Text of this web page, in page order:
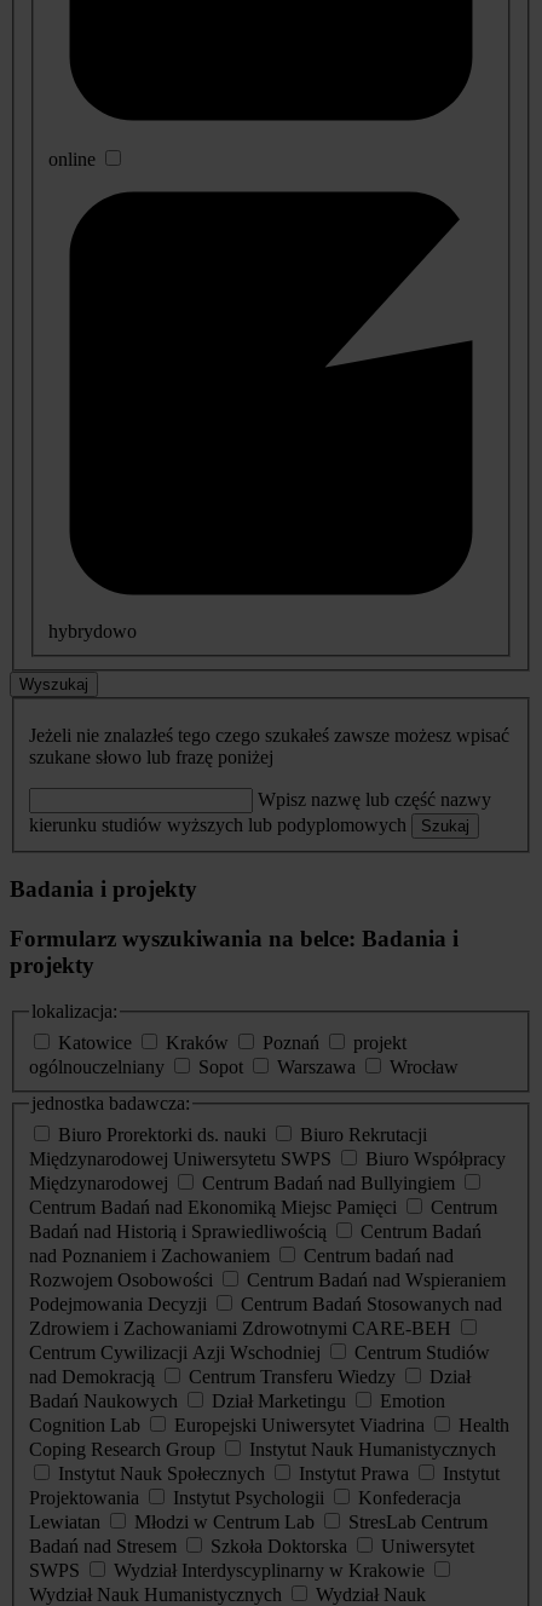
online
hybrydowo
Wyszukaj
Jeżeli nie znalazłeś tego czego szukałeś zawsze możesz wpisać
szukane słowo lub frazę poniżej
Wpisz nazwę lub część nazwy
kierunku studiów wyższych lub podyplomowych
Szukaj
Badania i projekty
Formularz wyszukiwania na belce: Badania i
projekty
lokalizacja:
Katowice
Kraków Poznań
projekt
ogólnouczelniany
Sopot Warszawa
Wrocław
jednostka badawcza:
Biuro Prorektorki ds. nauki
Biuro Rekrutacji
Międzynarodowej Uniwersytetu SWPS
Biuro Współpracy
Międzynarodowej
Centrum Badań nad Bullyingiem
Centrum Badań nad Ekonomiką Miejsc Pamięci
Centrum
Badań nad Historią i Sprawiedliwością
Centrum Badań
nad Poznaniem i Zachowaniem
Centrum badań nad
Rozwojem Osobowości
Centrum Badań nad Wspieraniem
Podejmowania Decyzji
Centrum Badań Stosowanych nad
Zdrowiem i Zachowaniami Zdrowotnymi CARE-BEH
Centrum Cywilizacji Azji Wschodniej
Centrum Studiów
nad Demokracją
Centrum Transferu Wiedzy
Dział
Badań Naukowych
Dział Marketingu
Emotion
Cognition Lab
Europejski Uniwersytet Viadrina
Health
Coping Research Group
Instytut Nauk Humanistycznych
Instytut Nauk Społecznych
Instytut Prawa
Instytut
Projektowania
Instytut Psychologii
Konfederacja
Lewiatan
Młodzi w Centrum Lab
StresLab Centrum
Badań nad Stresem
Szkoła Doktorska
Uniwersytet
SWPS
Wydział Interdyscyplinarny w Krakowie
Wydział Nauk Humanistycznych
Wydział Nauk